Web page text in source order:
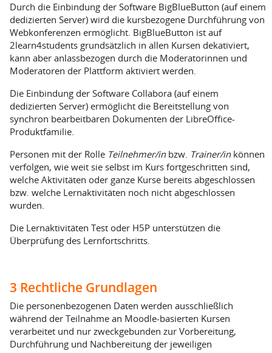
Durch die Einbindung der Software BigBlueButton (auf einem
dedizierten Server) wird die kursbezogene Durchführung von
Webkonferenzen ermöglicht. BigBlueButton ist auf
2learn4students grundsätzlich in allen Kursen dekativiert,
kann aber anlassbezogen durch die Moderatorinnen und
Moderatoren der Plattform aktiviert werden.
Die Einbindung der Software Collabora (auf einem
dedizierten Server) ermöglicht die Bereitstellung von
synchron bearbeitbaren Dokumenten der LibreOffice-
Produktfamilie.
Personen mit der Rolle Teilnehmer/inbzw. Trainer/inkönnen
verfolgen, wie weit sie selbst im Kurs fortgeschritten sind,
welche Aktivitäten oder ganze Kurse bereits abgeschlossen
bzw. welche Lernaktivitäten noch nicht abgeschlossen
wurden.
Die Lernaktivitäten Test oder H5P unterstützen die
Überprüfung des Lernfortschritts.
3 Rechtliche Grundlagen
Die personenbezogenen Daten werden ausschließlich
während der Teilnahme an Moodle-basierten Kursen
verarbeitet und nur zweckgebunden zur Vorbereitung,
Durchführung und Nachbereitung der jeweiligen